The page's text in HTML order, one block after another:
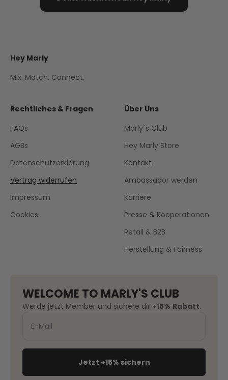
Hey Marly
Mix. Match. Connect.
Rechtliches & Fragen
FAQs
AGBs
Datenschutzerklärung
Vertrag widerrufen
Impressum
Cookies
Über Uns
Marly´s Club
Hey Marly Store
Kontakt
Ambassador werden
Karriere
Presse & Kooperationen
Retail & B2B
Herstellung & Fairness
WELCOME TO MARLY'S CLUB
Werde jetzt Member und sichere dir +15% Rabatt.
Jetzt +15% sichern